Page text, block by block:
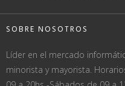
SOBRE NOSOTROS
Líder en el mercado
minorista y mayorista.